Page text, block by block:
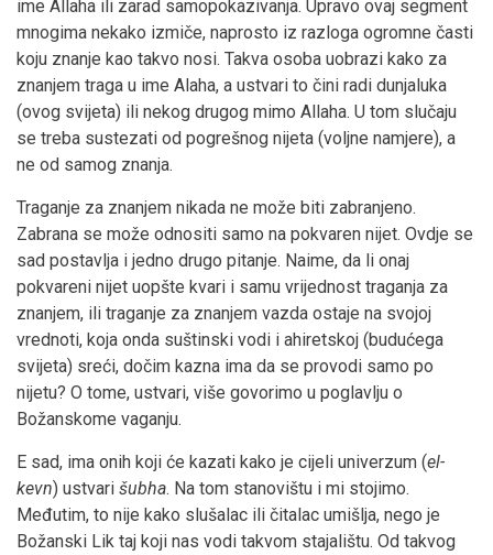
ime Allaha ili zarad samopokazivanja. Upravo ovaj segment
mnogima nekako izmiče, naprosto iz razloga ogromne časti
koju znanje kao takvo nosi. Takva osoba uobrazi kako za
znanjem traga u ime Alaha, a ustvari to čini radi dunjaluka
(ovog svijeta) ili nekog drugog mimo Allaha. U tom slučaju
se treba sustezati od pogrešnog nijeta (voljne namjere), a
ne od samog znanja.
Traganje za znanjem nikada ne može biti zabranjeno.
Zabrana se može odnositi samo na pokvaren nijet. Ovdje se
sad postavlja i jedno drugo pitanje. Naime, da li onaj
pokvareni nijet uopšte kvari i samu vrijednost traganja za
znanjem, ili traganje za znanjem vazda ostaje na svojoj
vrednoti, koja onda suštinski vodi i ahiretskoj (budućega
svijeta) sreći, dočim kazna ima da se provodi samo po
nijetu? O tome, ustvari, više govorimo u poglavlju o
Božanskome vaganju.
E sad, ima onih koji će kazati kako je cijeli univerzum (el-
kevn) ustvari šubha. Na tom stanovištu i mi stojimo.
Međutim, to nije kako slušalac ili čitalac umišlja, nego je
Božanski Lik taj koji nas vodi takvom stajalištu. Od takvog